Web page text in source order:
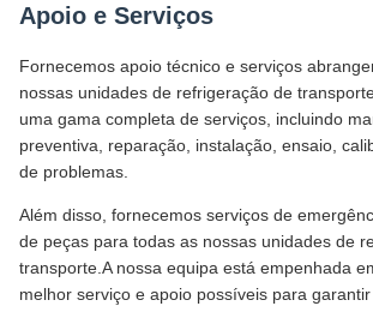
Apoio e Serviços
Fornecemos apoio técnico e serviços
nossas unidades de refrigeração de
uma gama completa de serviços, incluindo
preventiva, reparação, instalação, ensaio,
de problemas.
Além disso, fornecemos serviços de
de peças para todas as nossas unidades de
transporte.A nossa equipa está empenhada
melhor serviço e apoio possíveis para